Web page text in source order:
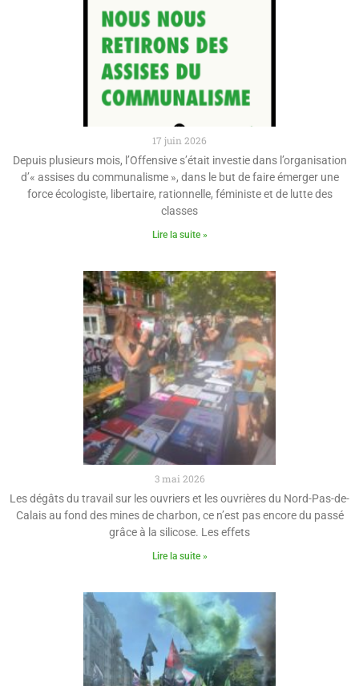
17 juin 2026
Depuis plusieurs mois, l’Offensive s’était investie dans l’organisation
d’« assises du communalisme », dans le but de faire émerger une
force écologiste, libertaire, rationnelle, féministe et de lutte des
classes
Lire la suite »
3 mai 2026
Les dégâts du travail sur les ouvriers et les ouvrières du Nord-Pas-de-
Calais au fond des mines de charbon, ce n’est pas encore du passé
grâce à la silicose. Les effets
Lire la suite »